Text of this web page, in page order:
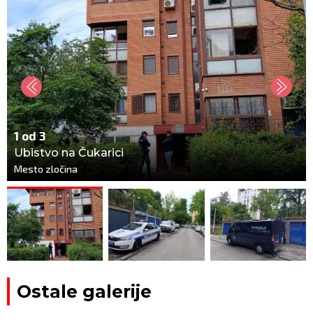
1 od 3
Ubistvo na Čukarici
Mesto zločina
Ostale galerije